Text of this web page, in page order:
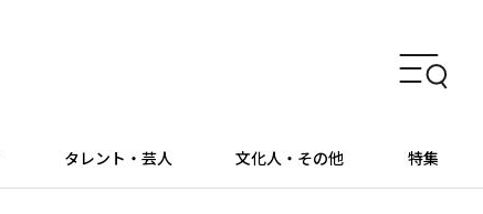
タレント・芸人 文化人・その他 特集